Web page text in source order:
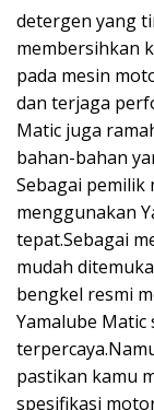
detergen yang
membersihkan
pada mesin
dan terjaga
Matic juga
bahan-bahan
Sebagai
menggunakan
tepat.Sebagai
mudah
bengkel resmi
Yamalube
pastikan kamu
spesifikasi